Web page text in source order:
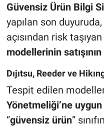
Güvensiz Ürün Bilgi
yapılan son
açısından risk taşıyan
modellerinin
Dıjıtsu, Reeder ve
Tespit edilen
Yönetmeliği’ne uygun
“güvensiz ürün”